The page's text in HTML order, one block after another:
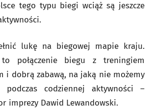
tego typu biegi wciąż są jeszcze
lukę na biegowej mapie kraju.
połączenie biegu z treningiem
i dobrą zabawą, na jaką nie możemy
podczas codziennej aktywności –
imprezy Dawid Lewandowski.